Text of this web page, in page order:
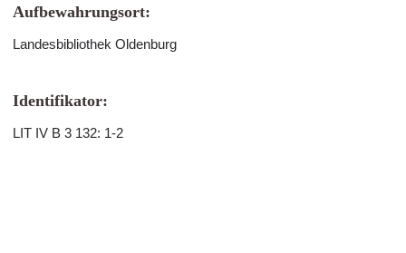
Aufbewahrungsort:
Landesbibliothek Oldenburg
Identifikator:
LIT IV B 3 132: 1-2